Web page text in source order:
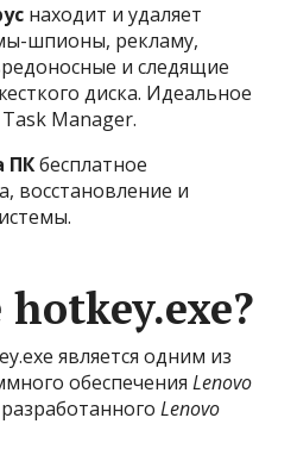
находит и удаляет
шпионы, рекламу,
и следящие
диска. Идеальное
Manager.
ПКбесплатное
восстановление и
является одним из
обеспеченияLenovo
разработанногоLenovo